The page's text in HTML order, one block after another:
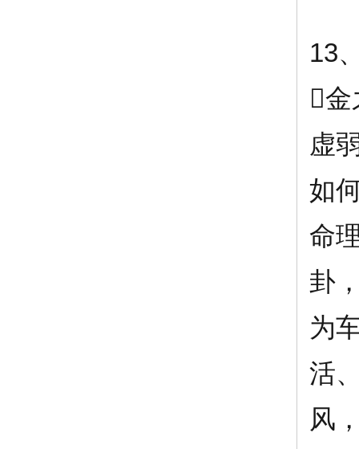
13

虚
如
命
卦
为
活
风